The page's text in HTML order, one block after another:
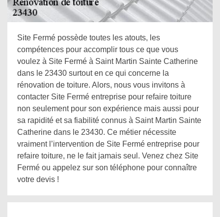
Site Fermé possède toutes les atouts, les
compétences pour accomplir tous ce que vous
voulez à Site Fermé à Saint Martin Sainte Catherine
dans le 23430 surtout en ce qui concerne la
rénovation de toiture. Alors, nous vous invitons à
contacter Site Fermé entreprise pour refaire toiture
non seulement pour son expérience mais aussi pour
sa rapidité et sa fiabilité connus à Saint Martin Sainte
Catherine dans le 23430. Ce métier nécessite
vraiment l’intervention de Site Fermé entreprise pour
refaire toiture, ne le fait jamais seul. Venez chez Site
Fermé ou appelez sur son téléphone pour connaître
votre devis !